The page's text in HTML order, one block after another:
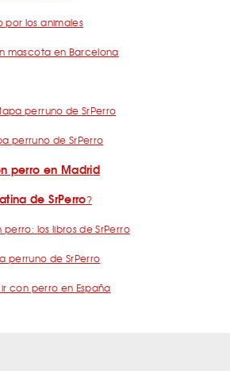
por los animales
mascota en Barcelona
perruno de SrPerro
perruno de SrPerro
perro en Madrid
de SrPerro?
los libros de SrPerro
perruno de SrPerro
con perro en España